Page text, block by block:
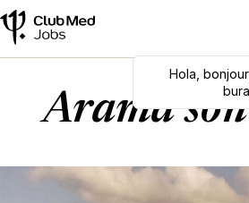
Hola,
Hola bonjour,
Arama